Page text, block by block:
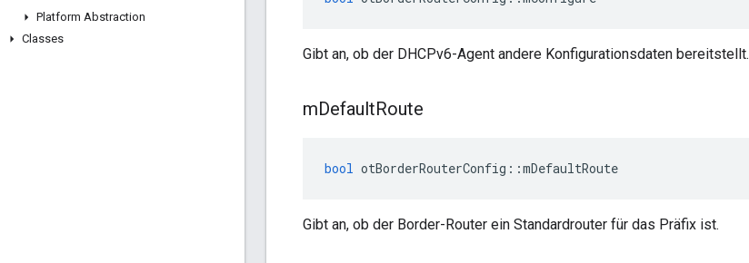
Platform Abstraction
Classes
Gibt an, ob der DHCPv6-Agent andere Konfigurationsdaten bereitstellt.
mDefaultRoute
bool otBorderRouterConfig ::mDefaultRoute
Gibt an, ob der Border-Router ein Standardrouter für das Präfix ist.